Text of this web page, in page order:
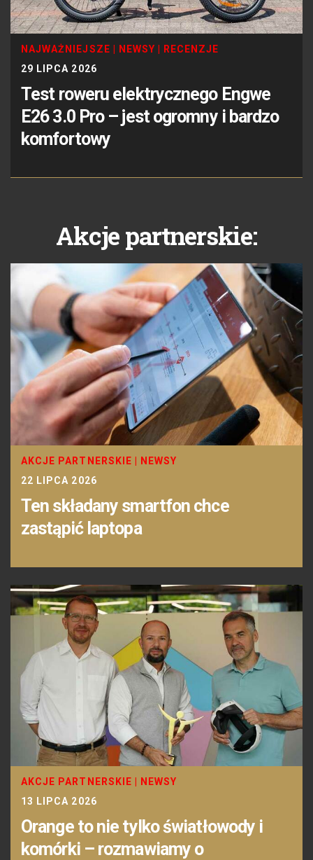
NAJWAŻNIEJSZE NEWSY
RECENZJE
29 LIPCA 2026
Test roweru elektrycznego Engwe
E26 3.0 Pro – jest ogromny i bardzo
komfortowy
Akcje partnerskie:
AKCJE PARTNERSKIE
NEWSY
22 LIPCA 2026
Ten składany smartfon chce
zastąpić laptopa
AKCJE PARTNERSKIE
NEWSY
13 LIPCA 2026
Orange to nie tylko światłowody i
komórki – rozmawiamy o